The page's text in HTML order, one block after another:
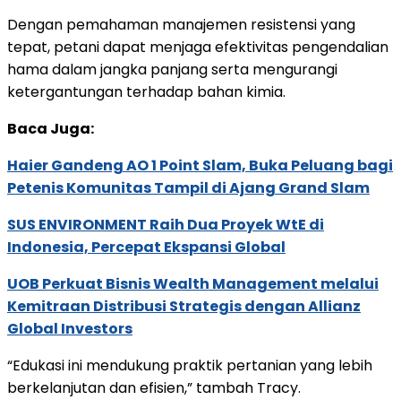
Dengan pemahaman manajemen resistensi yang
tepat, petani dapat menjaga efektivitas pengendalian
hama dalam jangka panjang serta mengurangi
ketergantungan terhadap bahan kimia.
Baca Juga:
Haier Gandeng AO 1 Point Slam, Buka Peluang bagi
Petenis Komunitas Tampil di Ajang Grand Slam
SUS ENVIRONMENT Raih Dua Proyek WtE di
Indonesia, Percepat Ekspansi Global
UOB Perkuat Bisnis Wealth Management melalui
Kemitraan Distribusi Strategis dengan Allianz
Global Investors
“Edukasi ini mendukung praktik pertanian yang lebih
berkelanjutan dan efisien,” tambah Tracy.